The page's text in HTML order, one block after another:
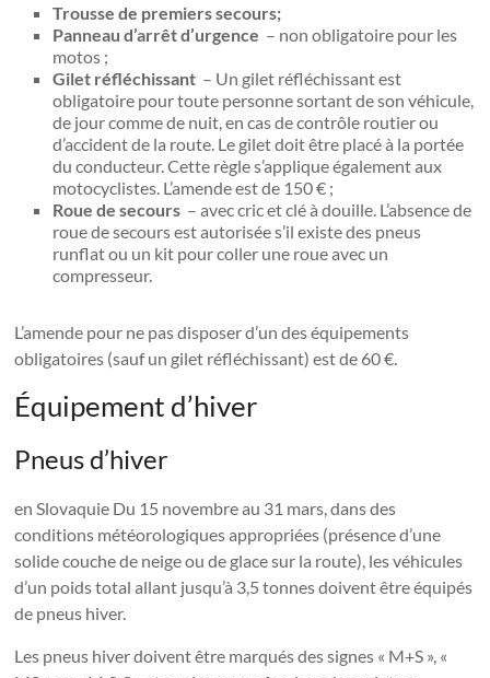
Trousse de premiers secours;
Panneau d’arrêt d’urgence – non obligatoire pour les
motos ;
Gilet réfléchissant – Un gilet réfléchissant est
obligatoire pour toute personne sortant de son véhicule,
de jour comme de nuit, en cas de contrôle routier ou
d’accident de la route. Le gilet doit être placé à la portée
du conducteur. Cette règle s’applique également aux
motocyclistes. L’amende est de 150 € ;
Roue de secours – avec cric et clé à douille. L’absence de
roue de secours est autorisée s’il existe des pneus
runflat ou un kit pour coller une roue avec un
compresseur.
L’amende pour ne pas disposer d’un des équipements
obligatoires (sauf un gilet réfléchissant) est de 60 €.
Équipement d’hiver
Pneus d’hiver
en Slovaquie Du 15 novembre au 31 mars, dans des
conditions météorologiques appropriées (présence d’une
solide couche de neige ou de glace sur la route), les véhicules
d’un poids total allant jusqu’à 3,5 tonnes doivent être équipés
de pneus hiver.
Les pneus hiver doivent être marqués des signes « M+S », «